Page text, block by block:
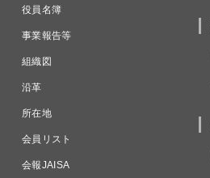
役員名簿
事業報告等
組織図
沿革
所在地
会員リスト
会報JAISA